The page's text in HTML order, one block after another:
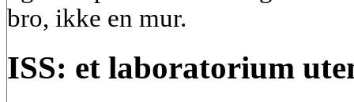
bro, ikke en mur.
ISS: et laboratorium